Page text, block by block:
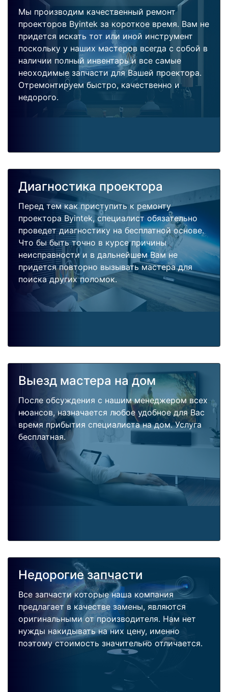
Мы производим качественный ремонт
проекторов Byintek за короткое время. Вам не
придется искать тот или иной инструмент
поскольку у наших мастеров всегда с собой в
наличии полный инвентарь и все самые
неоходимые запчасти для Вашей проектора.
Отремонтируем быстро, качественно и
недорого.
Диагностика проектора
Перед тем как приступить к ремонту
проектора Byintek, специалист обязательно
проведет диагностику на бесплатной основе.
Что бы быть точно в курсе причины
неисправности и в дальнейшем Вам не
придется повторно вызывать мастера для
поиска других поломок.
Выезд мастера на дом
После обсуждения с нашим менеджером всех
нюансов, назначается любое удобное для Вас
время прибытия специалиста на дом. Услуга
бесплатная.
Недорогие запчасти
Все запчасти которые наша компания
предлагает в качестве замены, являются
оригинальными от производителя. Нам нет
нужды накидывать на них цену, именно
поэтому стоимость значительно отличается.